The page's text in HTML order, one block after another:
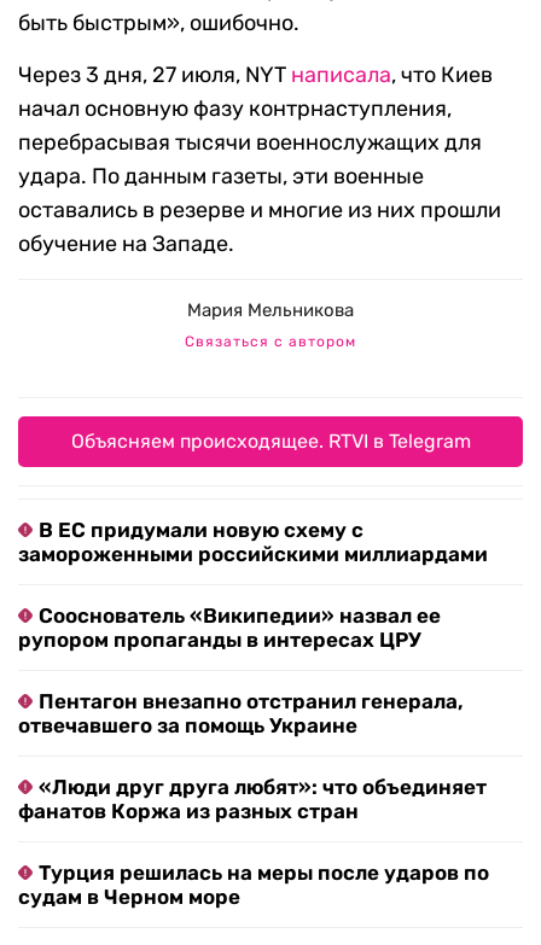
быть быстрым», ошибочно.
Через 3 дня, 27 июля, NYT написала, что Киев
начал основную фазу контрнаступления,
перебрасывая тысячи военнослужащих для
удара. По данным газеты, эти военные
оставались в резерве и многие из них прошли
обучение на Западе.
Мария Мельникова
Связаться с автором
Объясняем происходящее. RTVI в Telegram
В ЕС придумали новую схему с
замороженными российскими миллиардами
Сооснователь «Википедии» назвал ее
рупором пропаганды в интересах ЦРУ
Пентагон внезапно отстранил генерала,
отвечавшего за помощь Украине
«Люди друг друга любят»: что объединяет
фанатов Коржа из разных стран
Турция решилась на меры после ударов по
судам в Черном море